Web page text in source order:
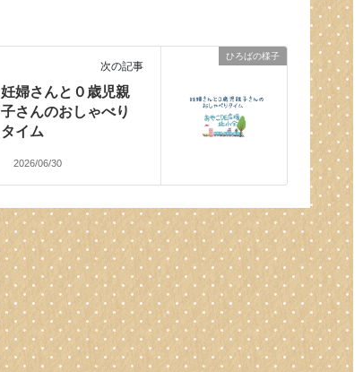
ひろばの様子
次の記事
妊婦さんと０歳児親
子さんのおしゃべり
タイム
2026/06/30